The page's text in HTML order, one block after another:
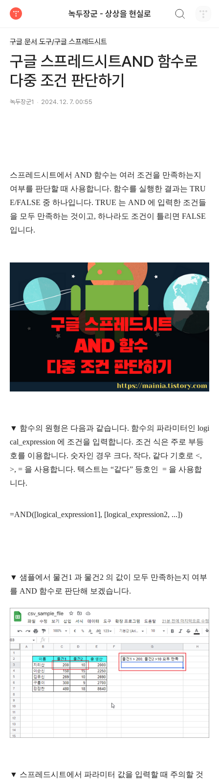
녹두장군 - 상상을 현실로
구글 문서 도구/구글 스프레드시트
구글 스프레드시트AND 함수로
다중 조건 판단하기
녹두장군1 2024. 12. 7. 00:55
스프레드시트에서 AND 함수는 여러 조건을 만족하는지
여부를 판단할 때 사용합니다. 함수를 실행한 결과는 TRU
E/FALSE 중 하나입니다. TRUE 는 AND 에 입력한 조건들
을 모두 만족하는 것이고, 하나라도 조건이 틀리면 FALSE
입니다.
▼ 함수의 원형은 다음과 같습니다. 함수의 파라미터인 logi
cal_expression 에 조건을 입력합니다. 조건 식은 주로 부등
호를 이용합니다. 숫자인 경우 크다, 작다, 같다 기호로 <,
>, = 을 사용합니다. 텍스트는 “같다” 등호인 = 을 사용합
니다.
=AND([logical_expression1], [logical_expression2, ...])
▼ 샘플에서 물건1 과 물건2 의 값이 모두 만족하는지 여부
를 AND 함수로 판단해 보겠습니다.
▼ 스프레드시트에서 파라미터 값을 입력할 때 주의할 것